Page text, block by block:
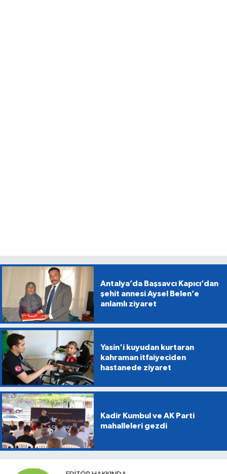
Antalya’da Başsavcı Kapıcı’dan
şehit annesi Aysel Belen’e
anlamlı ziyaret
Yasin'i kuyudan kurtaran
kahraman itfaiyeciden
hastanede ziyaret
Kadir Kumbul ve AK Parti
mahalleleri gezdi